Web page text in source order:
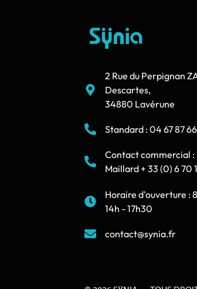
2 Rue du Perpignan
Descartes,
34880 Lavérune
Standard : 04 67 87
Contact commercial :
Maillard + 33 (0) 6 70
Horaire d'ouverture :
14h - 17h30
contact@synia.fr